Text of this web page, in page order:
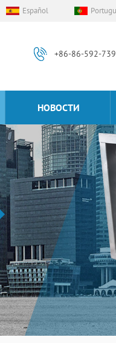
Español
+86-86-592-
НОВОСТИ